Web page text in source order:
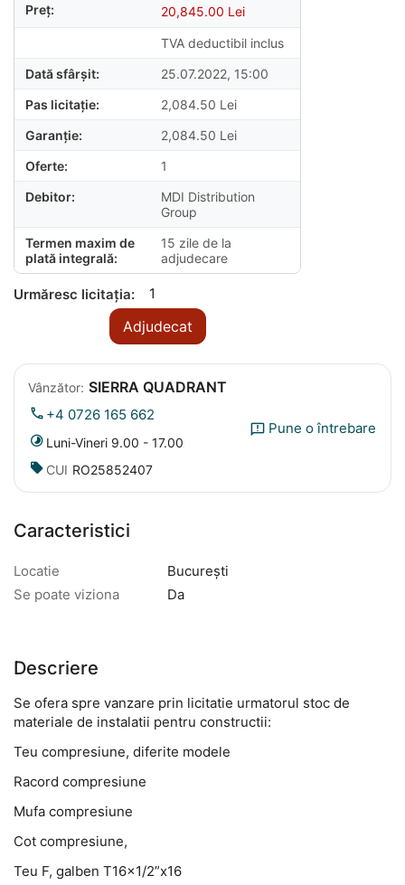
Preț: 20,845.00 Lei
TVA deductibil inclus
Dată sfârșit:
25.07.2022, 15:00
Pas licitație:
2,084.50 Lei
Garanție:
2,084.50 Lei
Oferte:
1
Debitor:
MDI Distribution
Group
Termen maxim de
plată integrală:
15 zile de la
adjudecare
Urmăresc licitația: 1
Adjudecat
Vânzător: SIERRA QUADRANT
+4 0726 165 662
Luni-Vineri 9.00 - 17.00
CUI RO25852407
Pune o întrebare
Caracteristici
Locatie
București
Se poate viziona
Da
Descriere
Se ofera spre vanzare prin licitatie urmatorul stoc de
materiale de instalatii pentru constructii:
Teu compresiune, diferite modele
Racord compresiune
Mufa compresiune
Cot compresiune,
Teu F, galben T16x1/2”x16